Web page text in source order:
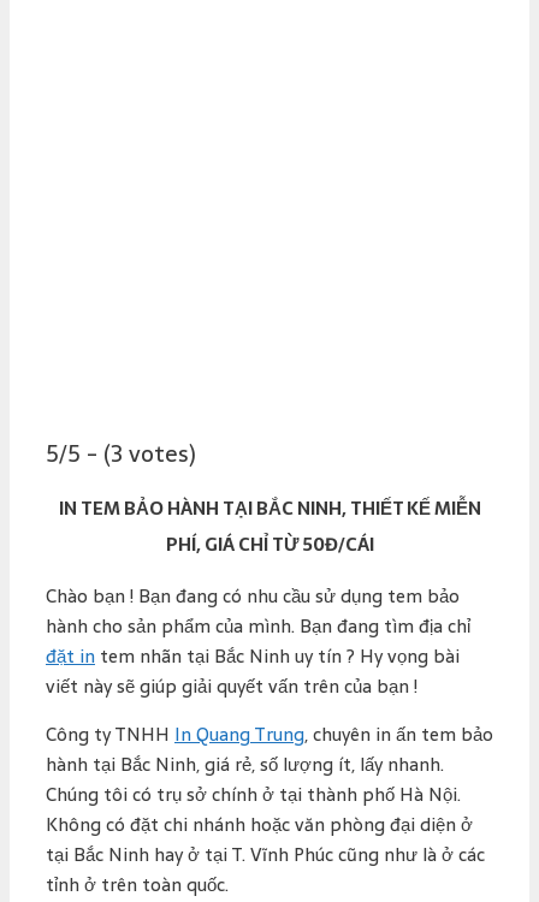
5/5 - (3 votes)
IN TEM BẢO HÀNH TẠI BẮC NINH, THIẾT KẾ MIỄN
PHÍ, GIÁ CHỈ TỪ 50Đ/CÁI
Chào bạn ! Bạn đang có nhu cầu sử dụng tem bảo
hành cho sản phẩm của mình. Bạn đang tìm địa chỉ
đặt in tem nhãn tại Bắc Ninh uy tín ? Hy vọng bài
viết này sẽ giúp giải quyết vấn trên của bạn !
Công ty TNHH In Quang Trung, chuyên in ấn tem bảo
hành tại Bắc Ninh, giá rẻ, số lượng ít, lấy nhanh.
Chúng tôi có trụ sở chính ở tại thành phố Hà Nội.
Không có đặt chi nhánh hoặc văn phòng đại diện ở
tại Bắc Ninh hay ở tại T. Vĩnh Phúc cũng như là ở các
tỉnh ở trên toàn quốc.